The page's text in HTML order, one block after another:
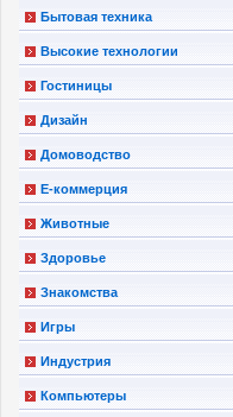
Бытовая техника
Высокие технологии
Гостиницы
Дизайн
Домоводство
Е-коммерция
Животные
Здоровье
Знакомства
Игры
Индустрия
Компьютеры